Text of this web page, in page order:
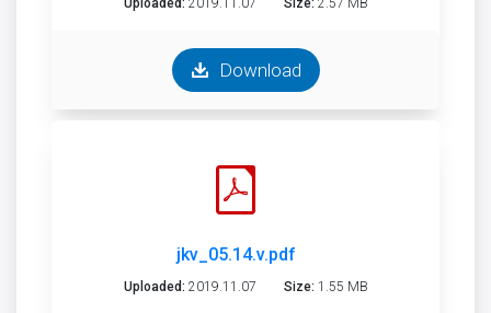
Uploaded: 2019.11.07 Size: 2.57 MB
Download
jkv_05.14.v.pdf
Uploaded: 2019.11.07 Size: 1.55 MB